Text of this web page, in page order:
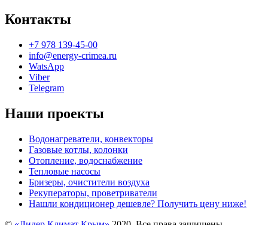
Контакты
+7 978 139-45-00
info@energy-crimea.ru
WatsApp
Viber
Telegram
Наши проекты
Водонагреватели, конвекторы
Газовые котлы, колонки
Отопление, водоснабжение
Тепловые насосы
Бризеры, очистители воздуха
Рекуператоры, проветриватели
Нашли кондиционер дешевле? Получить цену ниже!